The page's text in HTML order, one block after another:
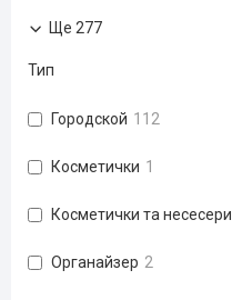
Ще 277
Тип
Городской 112
Косметички 1
Косметички та несесери
Органайзер 2